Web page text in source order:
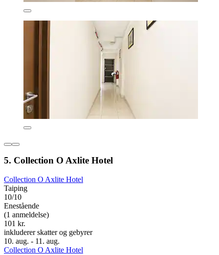
5. Collection O Axlite Hotel
Collection O Axlite Hotel
Taiping
10/10
Enestående
(1 anmeldelse)
101 kr.
inkluderer skatter og gebyrer
10. aug. - 11. aug.
Collection O Axlite Hotel